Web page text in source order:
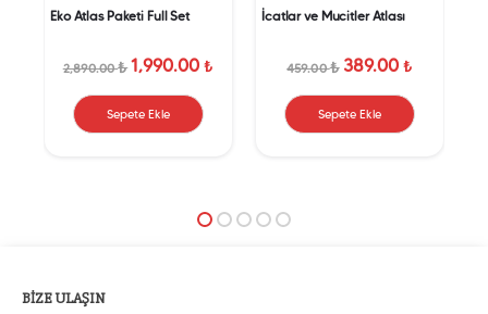
Eko Atlas Paketi Full Set
2,890.00₺1,990.00₺
Sepete Ekle
İcatlar ve Mucitler Atlası
459.00₺ 389.00 ₺
Sepete Ekle
BİZE ULAŞIN